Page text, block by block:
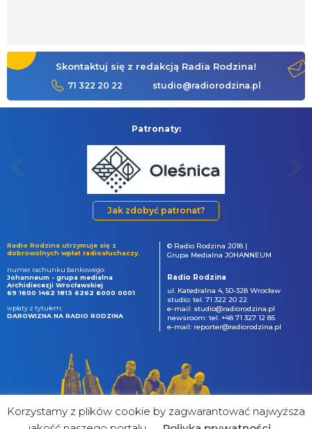
Skontaktuj się z redakcją Radia Rodzina!
71 322 20 22 studio@radiorodzina.pl
Patronaty:
Jak zdobyć patronat?
Radio Rodzina utrzymuje się z
dobrowolnych wpłat radiosłuchaczy.
numer rachunku bankowego:
Johanneum - grupa medialna
Archidiecezji Wrocławskiej
69 1600 1462 1813 6262 6000 0001
wpłaty z tytułem:
DAROWIZNA NA RADIO RODZINA
© Radio Rodzina 2018 |
Grupa Medialna JOHANNEUM
Radio Rodzina
ul. Katedralna 4, 50-328 Wrocław
studio: tel. 71 322 20 22
e-mail: studio@radiorodzina.pl
newsroom: tel. +48 71 327 12 85
e-mail: reporter@radiorodzina.pl
Korzystamy z plików cookie by zagwarantować najwyższa